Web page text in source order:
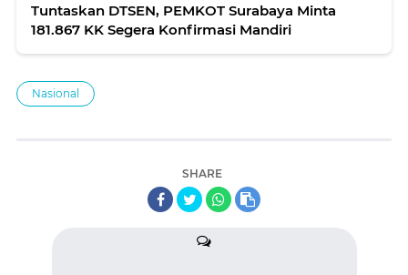
Tuntaskan DTSEN, PEMKOT Surabaya Minta
181.867 KK Segera Konfirmasi Mandiri
Nasional
SHARE